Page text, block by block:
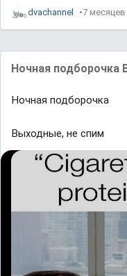
dvachannel 7 месяцев
Ночная подборочка
Ночная подборочка
Выходные, не спим